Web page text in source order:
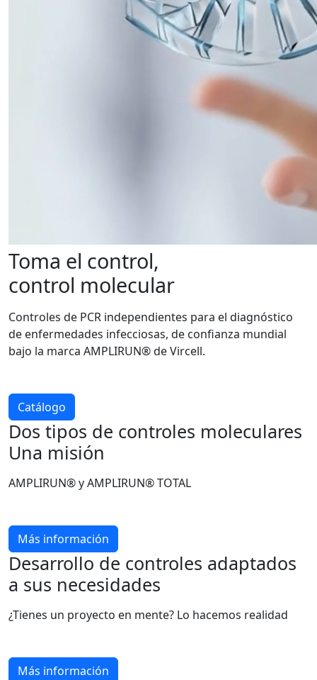
Toma el control,
control molecular
Controles de PCR independientes para el diagnóstico
de enfermedades infecciosas, de confianza mundial
bajo la marca AMPLIRUN® de Vircell.
Catálogo
Dos tipos de controles moleculares
Una misión
AMPLIRUN® y AMPLIRUN® TOTAL
Más información
Desarrollo de controles adaptados
a sus necesidades
¿Tienes un proyecto en mente? Lo hacemos realidad
Más información